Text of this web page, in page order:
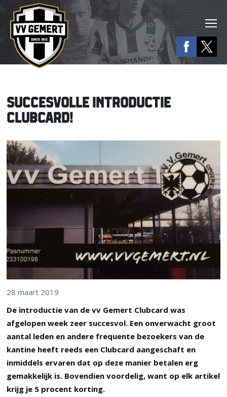
SUCCESVOLLE INTRODUCTIE
CLUBCARD!
28 maart 2019
De introductie van de vv Gemert Clubcard was
afgelopen week zeer succesvol. Een onverwacht groot
aantal leden en andere frequente bezoekers van de
kantine heeft reeds een Clubcard aangeschaft en
inmiddels ervaren dat op deze manier betalen erg
gemakkelijk is. Bovendien voordelig, want op elk artikel
krijg je 5 procent korting.